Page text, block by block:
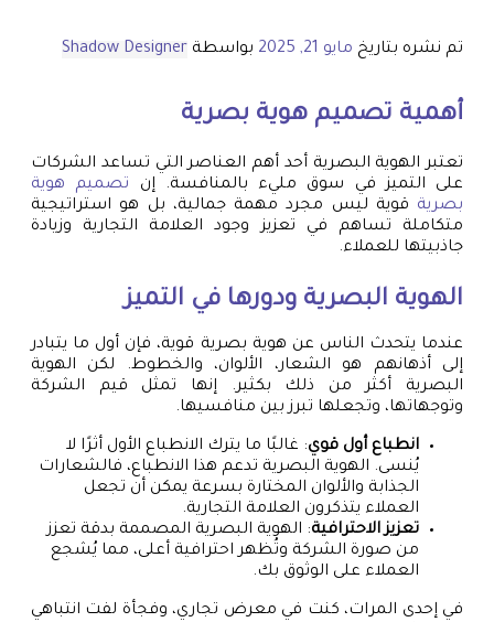
تم نشره بتاريخ مايو 21, 2025 بواسطة Shadow Designer
أهمية تصميم هوية بصرية
تعتبر الهوية البصرية أحد أهم العناصر التي تساعد الشركات
على التميز في سوق مليء بالمنافسة. إن تصميم هوية
بصرية قوية ليس مجرد مهمة جمالية، بل هو استراتيجية
متكاملة تساهم في تعزيز وجود العلامة التجارية وزيادة
جاذبيتها للعملاء.
الهوية البصرية ودورها في التميز
عندما يتحدث الناس عن هوية بصرية قوية، فإن أول ما يتبادر
إلى أذهانهم هو الشعار، الألوان، والخطوط. لكن الهوية
البصرية أكثر من ذلك بكثير. إنها تمثل قيم الشركة
وتوجهاتها، وتجعلها تبرز بين منافسيها.
انطباع أول قوي: غالبًا ما يترك الانطباع الأول أثرًا لا
يُنسى. الهوية البصرية تدعم هذا الانطباع، فالشعارات
الجذابة والألوان المختارة بسرعة يمكن أن تجعل
العملاء يتذكرون العلامة التجارية.
تعزيز الاحترافية: الهوية البصرية المصممة بدقة تعزز
من صورة الشركة وتُظهر احترافية أعلى، مما يُشجع
العملاء على الوثوق بك.
في إحدى المرات، كنت في معرض تجاري، وفجأة لفت انتباهي